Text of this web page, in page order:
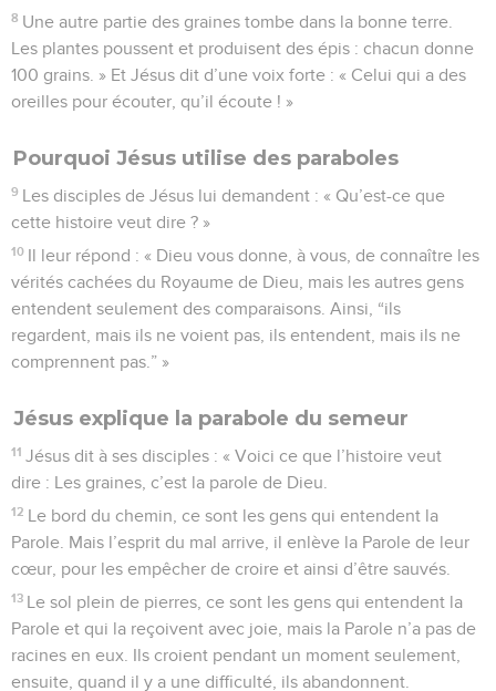
8 Une autre partie des graines tombe dans la bonne terre.
Les plantes poussent et produisent des épis : chacun donne
100 grains. » Et Jésus dit d’une voix forte : « Celui qui a des
oreilles pour écouter, qu’il écoute ! »
Pourquoi Jésus utilise des paraboles
9 Les disciples de Jésus lui demandent : « Qu’est-ce que
cette histoire veut dire ? »
10 Il leur répond : « Dieu vous donne, à vous, de connaître les
vérités cachées du Royaume de Dieu, mais les autres gens
entendent seulement des comparaisons. Ainsi, “ils
regardent, mais ils ne voient pas, ils entendent, mais ils ne
comprennent pas.” »
Jésus explique la parabole du semeur
11 Jésus dit à ses disciples : « Voici ce que l’histoire veut
dire : Les graines, c’est la parole de Dieu.
12 Le bord du chemin, ce sont les gens qui entendent la
Parole. Mais l’esprit du mal arrive, il enlève la Parole de leur
cœur, pour les empêcher de croire et ainsi d’être sauvés.
13 Le sol plein de pierres, ce sont les gens qui entendent la
Parole et qui la reçoivent avec joie, mais la Parole n’a pas de
racines en eux. Ils croient pendant un moment seulement,
ensuite, quand il y a une difficulté, ils abandonnent.